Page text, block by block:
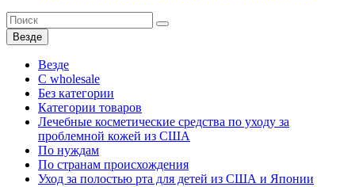
Везде
Везде
C wholesale
Без категории
Категории товаров
Лечебные косметические средства по уходу за
проблемной кожей из США
По нуждам
По странам происхождения
Уход за полостью рта для детей из США и Японии